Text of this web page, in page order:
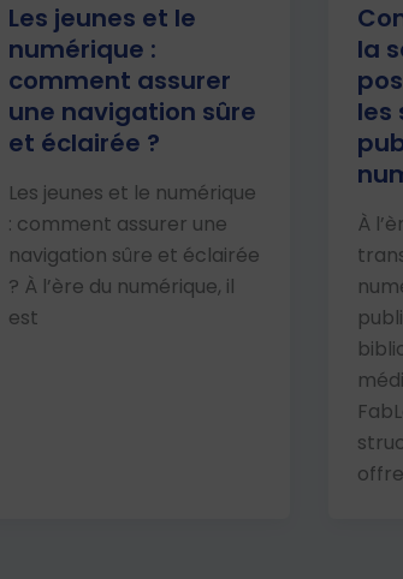
Les jeunes et le
numérique :
comment assurer
une navigation sûre
et éclairée ?
Les jeunes et le numérique
: comment assurer une
navigation sûre et éclairée
? À l’ère du numérique, il
est
la
les
À